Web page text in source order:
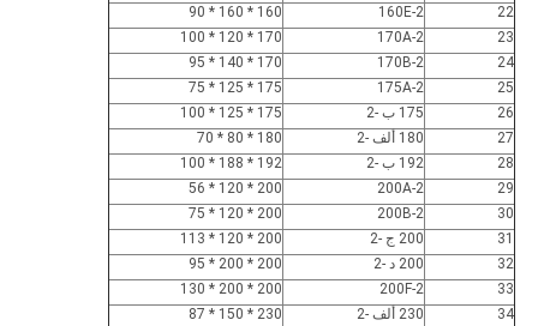
22
160E-2
160 * 160 * 90
23
170A-2
170 * 120 * 100
24
170B-2
170 * 140 * 95
25
175A-2
175 * 125 * 75
26
175 ب -2
175 * 125 * 100
27
180 ألف -2
180 * 80 * 70
28
192 ب -2
192 * 188 * 100
29
200A-2
200 * 120 * 56
30
200B-2
200 * 120 * 75
31
200 ج -2
200 * 120 * 113
32
200 د -2
200 * 200 * 95
33
200F-2
200 * 200 * 130
34
230 ألف -2
230 * 150 * 87